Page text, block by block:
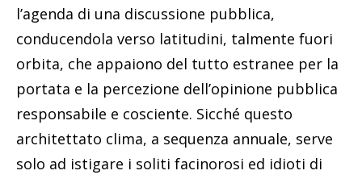
l’agenda di una discussione pubblica,
conducendola verso latitudini, talmente fuori
orbita, che appaiono del tutto estranee per la
portata e la percezione dell’opinione pubblica
responsabile e cosciente. Sicché questo
architettato clima, a sequenza annuale, serve
solo ad istigare i soliti facinorosi ed idioti di